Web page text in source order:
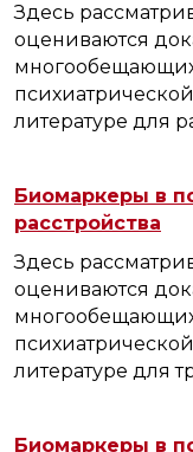
Здесь
оцениваются
литературе для
Биомаркеры в
расстройства
Здесь
оцениваются
литературе для
Биомаркеры в